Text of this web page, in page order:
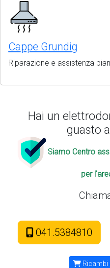
Cappe Grundig
Riparazione e assistenza
Hai un
guasto
Siamo Centro
per
041.5384810
Ricambi